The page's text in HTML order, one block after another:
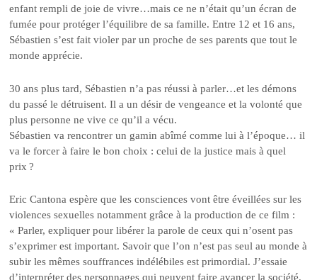
enfant rempli de joie de vivre…mais ce ne n’était qu’un écran de
fumée pour protéger l’équilibre de sa famille. Entre 12 et 16 ans,
Sébastien s’est fait violer par un proche de ses parents que tout le
monde apprécie.
30 ans plus tard, Sébastien n’a pas réussi à parler…et les démons
du passé le détruisent. Il a un désir de vengeance et la volonté que
plus personne ne vive ce qu’il a vécu.
Sébastien va rencontrer un gamin abîmé comme lui à l’époque… il
va le forcer à faire le bon choix : celui de la justice mais à quel
prix ?
Eric Cantona espère que les consciences vont être éveillées sur les
violences sexuelles notamment grâce à la production de ce film :
« Parler, expliquer pour libérer la parole de ceux qui n’osent pas
s’exprimer est important. Savoir que l’on n’est pas seul au monde à
subir les mêmes souffrances indélébiles est primordial. J’essaie
d’interpréter des personnages qui peuvent faire avancer la société.